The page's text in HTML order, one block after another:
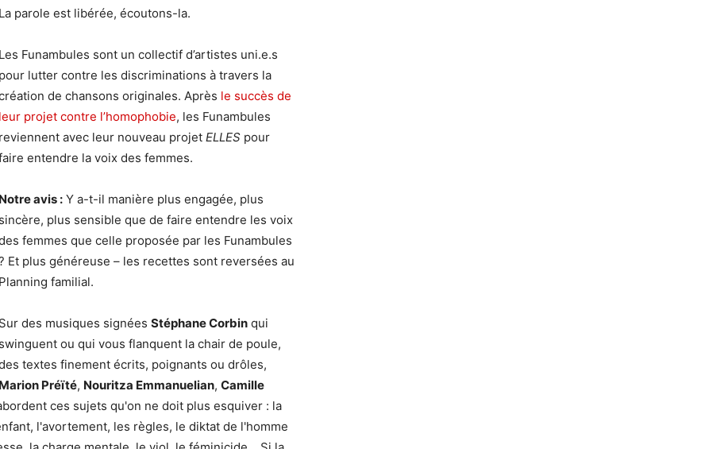
La parole est libérée, écoutons-la.
Les Funambules sont un collectif d’artistes uni.e.s
pour lutter contre les discriminations à travers la
de chansons originales. Après le succès de
leur projet contre l’homophobie, les Funambules
reviennent avec leur nouveau projet ELLES pour
entendre la voix des femmes.
Notre avis : Y a-t-il manière plus engagée, plus
sincère, plus sensible que de faire entendre les voix
femmes que celle proposée par les Funambules
Et plus généreuse – les recettes sont reversées au
Planning familial.
Sur des musiques signées Stéphane Corbin qui
swinguent ou qui vous flanquent la chair de poule,
textes finement écrits, poignants ou drôles,
Marion Préïté, Nouritza Emmanuelian, Camille
ces sujets qu'on ne doit plus esquiver : la
l'avortement, les règles, le diktat de l'homme